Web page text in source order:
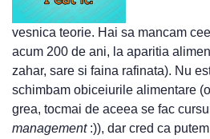
vesnica teorie. Hai sa mancam
acum 200 de ani, la aparitia
zahar, sare si faina rafinata). Nu
schimbam obiceiurile alimentare
grea, tocmai de aceea se fac
management:)), dar cred ca